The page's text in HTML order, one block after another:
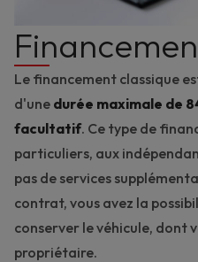
Le financement classique
d'une durée maximale de
facultatif. Ce type de
particuliers, aux
pas de services
contrat, vous avez la
conserver le véhicule, dont
propriétaire.